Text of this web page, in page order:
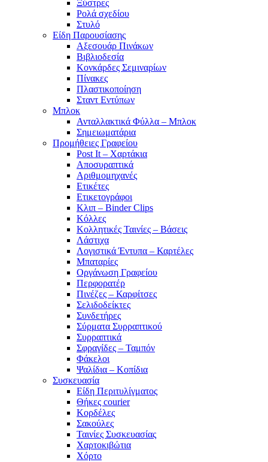
Ξύστρες
Ρολά σχεδίου
Στυλό
Είδη Παρουσίασης
Αξεσουάρ Πινάκων
Βιβλιοδεσία
Κονκάρδες Σεμιναρίων
Πίνακες
Πλαστικοποίηση
Σταντ Εντύπων
Μπλοκ
Ανταλλακτικά Φύλλα – Μπλοκ
Σημειωματάρια
Προμήθειες Γραφείου
Post It – Χαρτάκια
Αποσυραπτικά
Αριθμομηχανές
Ετικέτες
Ετικετογράφοι
Κλιπ – Binder Clips
Κόλλες
Κολλητικές Ταινίες – Βάσεις
Λάστιχα
Λογιστικά Έντυπα – Καρτέλες
Μπαταρίες
Οργάνωση Γραφείου
Περφορατέρ
Πινέζες – Καρφίτσες
Σελιδοδείκτες
Συνδετήρες
Σύρματα Συρραπτικού
Συρραπτικά
Σφραγίδες – Ταμπόν
Φάκελοι
Ψαλίδια – Κοπίδια
Συσκευασία
Είδη Περιτυλίγματος
Θήκες courier
Κορδέλες
Σακούλες
Ταινίες Συσκευασίας
Χαρτοκιβώτια
Χόρτο